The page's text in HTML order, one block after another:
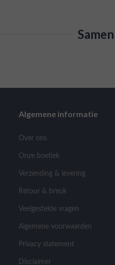
Algemene informatie
Over ons
Onze boetiek
Verzending & levering
Retour & breuk
Veelgestelde vragen
Algemene voorwaarden
Privacy statement
Disclaimer